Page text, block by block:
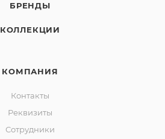
БРЕНДЫ
КОЛЛЕКЦИИ
КОМПАНИЯ
Контакты
Реквизиты
Сотрудники